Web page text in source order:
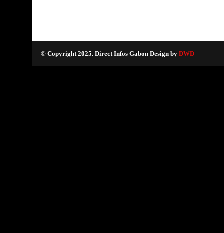
© Copyright 2025. Direct Infos Gabon Design by DWD